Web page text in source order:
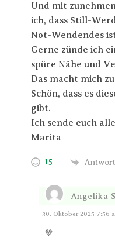
Und mit
ich, dass Still-
Not-Wendendes
Gerne zünde ich
spüre Nähe und
Das macht mich
Schön, dass es
gibt.
Ich sende euch
Marita
15
Angelika
Antworten
30. Oktober 2025 7:56
💚